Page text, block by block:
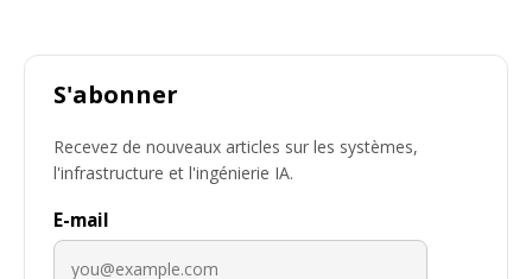
S'abonner
Recevez de nouveaux articles sur les systèmes,
l'infrastructure et l'ingénierie IA.
E-mail